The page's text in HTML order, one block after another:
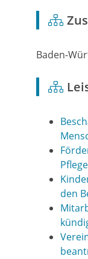
Baden-
den